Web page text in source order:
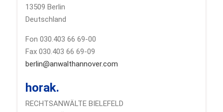
13509 Berlin
Deutschland
Fon 030.403 66 69-00
Fax 030.403 66 69-09
berlin@anwalthannover.com
horak.
RECHTSANWÄLTE BIELEFELD